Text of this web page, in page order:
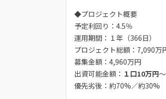
◆プロジェクト概要
予定利回り：4.5％
運用期間：１年（366日）
プロジェクト総額：7,090万
募集金額：4,960万円
出資可能金額： １口10万円～
優先劣後：約70%／約30%